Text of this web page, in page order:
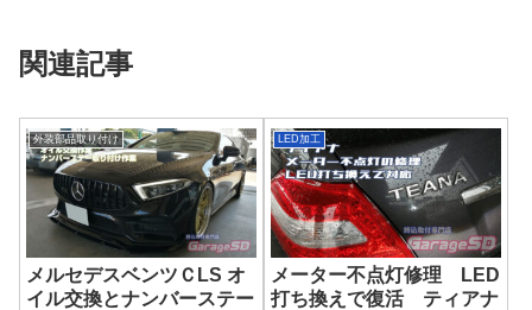
関連記事
外装部品取り付け
メルセデスベンツＣLS オ
イル交換とナンバーステー
LED加工
メーター不点灯修理 LED
打ち換えで復活 ティアナ